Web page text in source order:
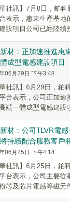
華社訊】7月8日，鉑
表示，惠東生產基地
設項目公司已經陸續
材：正加速推進惠
成型電感建設項目
06月29日 下午3:48
華社訊】6月29日，鉑
台表示，公司正加速
端一體成型電感建設
材：公司TLVR電
持續配合服務客戶
06月25日 下午4:14
華社訊】6月25日，鉑
台表示，公司主要從
芯及芯片電感等磁元